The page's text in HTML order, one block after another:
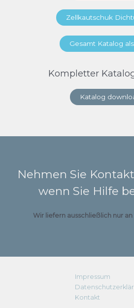
Zellkautschuk
Gesamt Katalog
Kompletter
Katalog
Nehmen Sie
wenn Sie Hilfe
Wir liefern ausschließlich nur
Impressum
Kontakt